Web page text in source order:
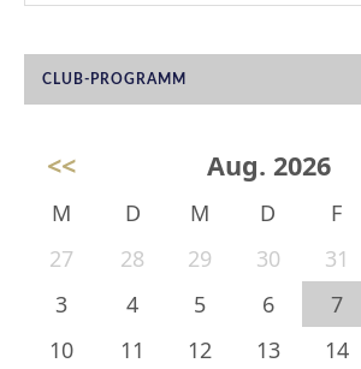
CLUB-PROGRAMM
<< Aug. 2026
M D M D F
27
28 29 30 31
3
4 5 6 7
10
11 12 13 14